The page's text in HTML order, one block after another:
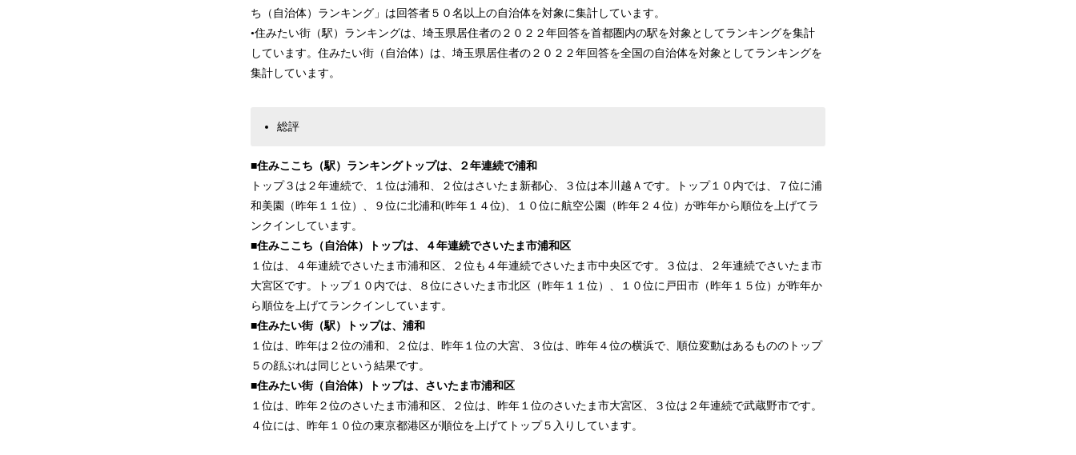
ち（自治体）ランキング」は回答者５０名以上の自治体を対象に集計しています。
•住みたい街（駅）ランキングは、埼玉県居住者の２０２２年回答を首都圏内の駅を対象としてランキングを集計
しています。住みたい街（自治体）は、埼玉県居住者の２０２２年回答を全国の自治体を対象としてランキングを
集計しています。
総評
■住みここち（駅）ランキングトップは、２年連続で浦和
トップ３は２年連続で、１位は浦和、２位はさいたま新都心、３位は本川越Ａです。トップ１０内では、７位に浦
和美園（昨年１１位）、９位に北浦和(昨年１４位)、１０位に航空公園（昨年２４位）が昨年から順位を上げてラ
ンクインしています。
■住みここち（自治体）トップは、４年連続でさいたま市浦和区
１位は、４年連続でさいたま市浦和区、２位も４年連続でさいたま市中央区です。３位は、２年連続でさいたま市
大宮区です。トップ１０内では、８位にさいたま市北区（昨年１１位）、１０位に戸田市（昨年１５位）が昨年か
ら順位を上げてランクインしています。
■住みたい街（駅）トップは、浦和
１位は、昨年は２位の浦和、２位は、昨年１位の大宮、３位は、昨年４位の横浜で、順位変動はあるもののトップ
５の顔ぶれは同じという結果です。
■住みたい街（自治体）トップは、さいたま市浦和区
１位は、昨年２位のさいたま市浦和区、２位は、昨年１位のさいたま市大宮区、３位は２年連続で武蔵野市です。
４位には、昨年１０位の東京都港区が順位を上げてトップ５入りしています。